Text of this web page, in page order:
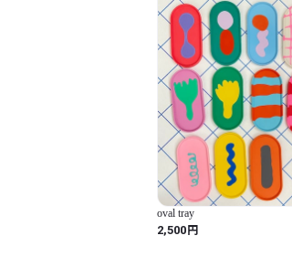
oval tray
2,500円